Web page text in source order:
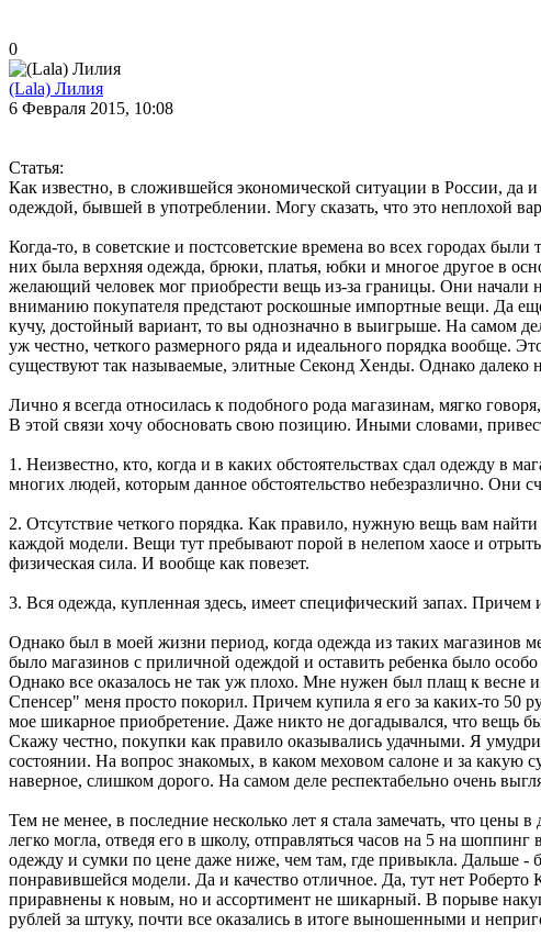
0
(Lala) Лилия
6 Февраля 2015, 10:08
Статья:
Как известно, в сложившейся экономической ситуации в России,
одеждой, бывшей в употреблении. Могу сказать, что это неплохой
Когда-то, в советские и постсоветские времена во всех городах
них была верхняя одежда, брюки, платья, юбки и многое другое в
желающий человек мог приобрести вещь из-за границы. Они начали
вниманию покупателя предстают роскошные импортные вещи. Да
кучу, достойный вариант, то вы однозначно в выигрыше. На самом
уж честно, четкого размерного ряда и идеального порядка вообще.
существуют так называемые, элитные Секонд Хенды. Однако далеко
Лично я всегда относилась к подобного рода магазинам, мягко
В этой связи хочу обосновать свою позицию. Иными словами,
1. Неизвестно, кто, когда и в каких обстоятельствах сдал одежду в
многих людей, которым данное обстоятельство небезразлично. Они
2. Отсутствие четкого порядка. Как правило, нужную вещь вам
каждой модели. Вещи тут пребывают порой в нелепом хаосе и отрыть
физическая сила. И вообще как повезет.
3. Вся одежда, купленная здесь, имеет специфический запах. Причем
Однако был в моей жизни период, когда одежда из таких магазинов
было магазинов с приличной одеждой и оставить ребенка было
Однако все оказалось не так уж плохо. Мне нужен был плащ к весне
Спенсер" меня просто покорил. Причем купила я его за каких-то
мое шикарное приобретение. Даже никто не догадывался, что вещь
Скажу честно, покупки как правило оказывались удачными. Я
состоянии. На вопрос знакомых, в каком меховом салоне и за какую
наверное, слишком дорого. На самом деле респектабельно очень
Тем не менее, в последние несколько лет я стала замечать, что
легко могла, отведя его в школу, отправляться часов на 5 на
одежду и сумки по цене даже ниже, чем там, где привыкла. Дальше -
понравившейся модели. Да и качество отличное. Да, тут нет
приравнены к новым, но и ассортимент не шикарный. В порыве
рублей за штуку, почти все оказались в итоге выношенными и